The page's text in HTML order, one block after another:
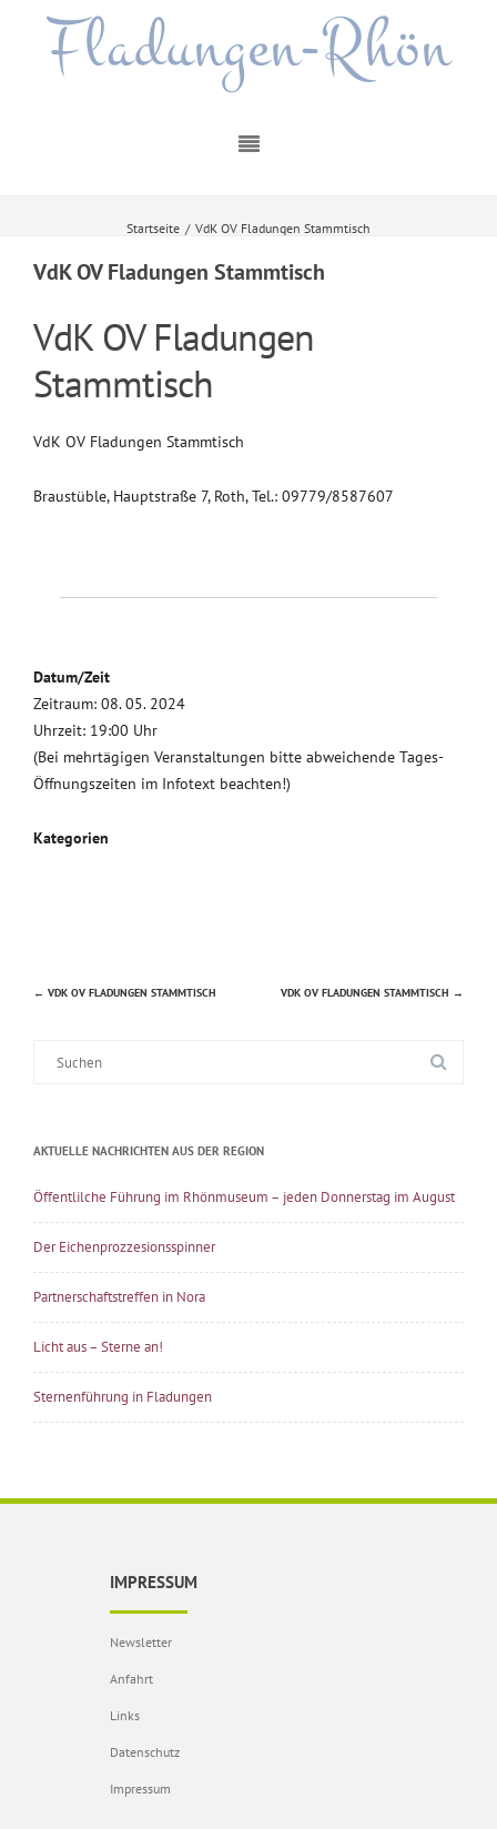
Fladungen-Rhön
Startseite / VdK OV Fladungen Stammtisch
VdK OV Fladungen Stammtisch
VdK OV Fladungen
Stammtisch
VdK OV Fladungen Stammtisch
Braustüble, Hauptstraße 7, Roth, Tel.: 09779/8587607
Datum/Zeit
Zeitraum: 08. 05. 2024
Uhrzeit: 19:00 Uhr
(Bei mehrtägigen Veranstaltungen bitte abweichende Tages-
Öffnungszeiten im Infotext beachten!)
Kategorien
Beitragsnavigation
← VDK OV FLADUNGEN STAMMTISCH VDK OV FLADUNGEN STAMMTISCH →
AKTUELLE NACHRICHTEN AUS DER REGION
Öffentlilche Führung im Rhönmuseum – jeden Donnerstag im August
Der Eichenprozzesionsspinner
Partnerschaftstreffen in Nora
Licht aus – Sterne an!
Sternenführung in Fladungen
IMPRESSUM
Newsletter
Anfahrt
Links
Datenschutz
Impressum